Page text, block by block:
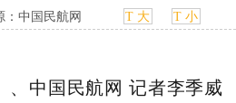
专题 舆情
：中国民航网 T 大 T 小
、中国民航网 记者李季威